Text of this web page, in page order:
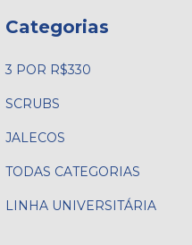
Categorias
3 POR R$330
SCRUBS
JALECOS
TODAS CATEGORIAS
LINHA UNIVERSITÁRIA